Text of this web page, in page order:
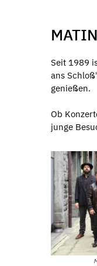
Seit 1989
ans
genießen.
Ob
junge